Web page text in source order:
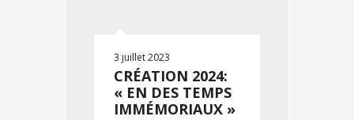
3 juillet 2023
CRÉATION 2024:
« EN DES TEMPS
IMMÉMORIAUX »